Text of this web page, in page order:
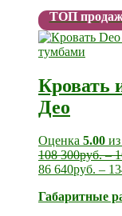
ТОП продаж
Кровать
Део
Оценка 5.00
108 300руб.–
86 640руб. –
Габаритные